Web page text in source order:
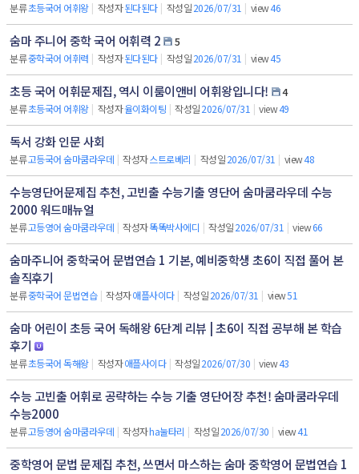
분류초등국어 어휘왕 | 작성자된다된다 | 작성일2026/07/31 | view46
숨마 주니어 중학 국어 어휘력 2
5
분류중학국어 어휘력 | 작성자된다된다 | 작성일2026/07/31 | view45
초등 국어 어휘문제집, 역시 이룸이앤비 어휘왕입니다!
4
분류초등국어 어휘왕 | 작성자율이화이팅 | 작성일2026/07/31 | view49
독서 강화 인문 사회
분류고등국어 숨마쿰라우데 | 작성자스트로베리 | 작성일2026/07/31 | view48
수능영단어문제집 추천, 고빈출 수능기출 영단어 숨마쿰라우데 수능
2000 워드매뉴얼
분류고등영어 숨마쿰라우데 | 작성자똑똑박사에디 | 작성일2026/07/31 | view66
숨마주니어 중학국어 문법연습 1 기본, 예비중학생 초6이 직접 풀어 본
솔직후기
분류중학국어 문법연습 | 작성자애플사이다 | 작성일2026/07/31 | view51
숨마 어린이 초등 국어 독해왕 6단계 리뷰 | 초6이 직접 공부해 본 학습
후기
분류초등국어 독해왕 | 작성자애플사이다 | 작성일2026/07/30 | view43
수능 고빈출 어휘로 공략하는 수능 기출 영단어장 추천! 숨마쿰라우데
수능2000
분류고등영어 숨마쿰라우데 | 작성자ha눌타리 | 작성일2026/07/30 | view41
중학영어 문법 문제집 추천, 쓰면서 마스하는 숨마 중학영어 문법연습 1